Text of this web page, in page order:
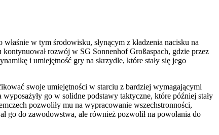
w tym środowisku, słynącym z kładzenia nacisku na
rozwój w SG Sonnenhof Großaspach, gdzie przez
i umiejętność gry na skrzydle, które stały się jego
swoje umiejętności w starciu z bardziej wymagającymi
go w solidne podstawy taktyczne, które później stały
pozwoliły mu na wypracowanie wszechstronności,
do zawodowstwa, ale również pozwolił na powołania do